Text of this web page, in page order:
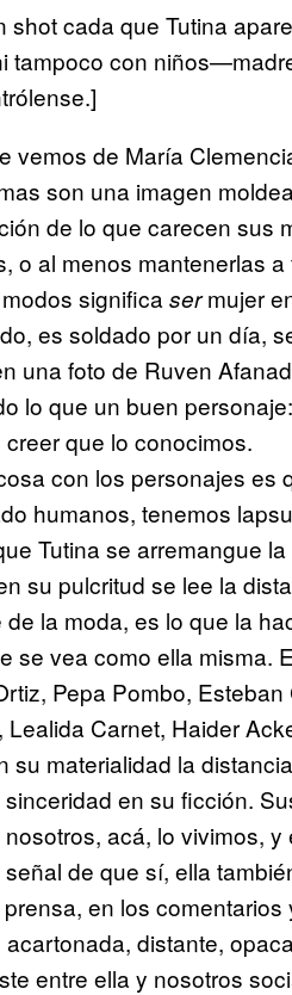
shot cada que Tutina
con
vemos de María
son una imagen
de lo que carecen sus
o al menos mantenerlas
significa sermujer
es soldado por un día,
una foto de Ruven
lo que un buen
que lo conocimos.
con los personajes es
humanos, tenemos
Tutina se arremangue
su pulcritud se lee la
la moda, es lo que la
se vea como ella misma.
Pepa Pombo,
Carnet, Haider
su materialidad la
en su ficción.
acá, lo vivimos,
de que sí, ella
en los
distante,
entre ella y nosotros